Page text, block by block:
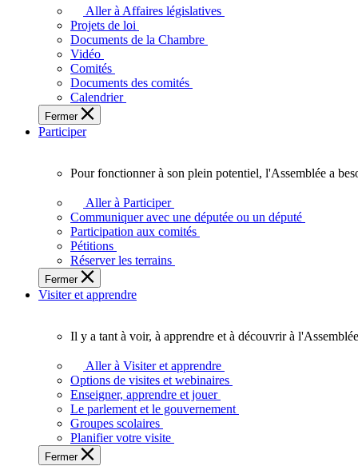
législative
adopte
touchent
vie
des
Ontariennes
Ontariens.
Aller à Affaires législatives
Projets de loi
Documents de la Chambre
Vidéo
Comités
Documents des comités
Calendrier
Fermer
Participer
fonctionner
plein
potentiel,
l'Assemblée
a
besoin
Pour fonctionner à son plein potentiel, l'Assemblée a
Aller à Participer
Communiquer avec une députée ou un député
Participation aux comités
Pétitions
Réserver les terrains
Fermer
Visiter et apprendre
voir,
apprendre
et
Il y a tant à voir, à apprendre et à découvrir à
Aller à Visiter et apprendre
Options de visites et webinaires
Enseigner, apprendre et jouer
Le parlement et le gouvernement
Groupes scolaires
Planifier votre visite
Fermer